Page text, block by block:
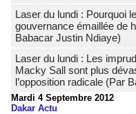
Laser du lundi : Pourquoi
gouvernance émaillée de
Babacar Justin Ndiaye)
Laser du lundi : Les
Macky Sall sont plus
l’opposition radicale (Par
Mardi 4 Septembre 2012
Dakar Actu